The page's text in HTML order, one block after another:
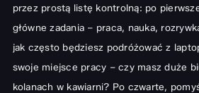
przez prostą listę kontrolną: po
główne zadania – praca, nauka,
jak często będziesz podróżować z
swoje miejsce pracy – czy masz duże
kolanach w kawiarni? Po czwarte,